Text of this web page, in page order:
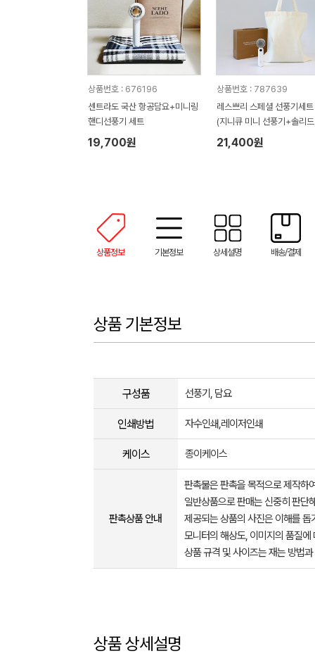
상품번호 : 676196
센트라도 국산 항공담요+미니링
핸디선풍기 세트
19,700원
상품번호 : 787639
레스쁘리 스페셜 선풍기세
(지니큐 미니 선풍기+솔리
코백)
21,400원
상품정보 기본정보 상세설명 배송/결제
상품 기본정보
구성품 선풍기, 담요
인쇄방법 자수인쇄,레이저인쇄
케이스 종이케이스
판촉상품 안내
판촉물은 판촉을 목적으로 제작하
일반상품으로 판매는 신중히 판단
제공되는 상품의 사진은 이해를
모니터의 해상도, 이미지의 품질
상품 규격 및 사이즈는 재는 방법
상품 상세설명